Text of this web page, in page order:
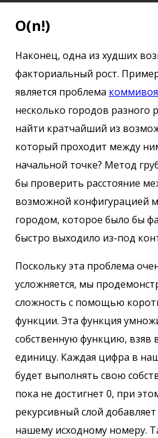
O(n!)
Наконец, одна из худших
факториальный рост.
является проблема
несколько городов разного
найти кратчайший из
который проходит между
начальной точке? Метод
бы проверить расстояние
возможной конфигурацией
городом, которое было бы
быстро выходило из-под
Поскольку эта проблема
усложняется, мы
сложность с помощью
функции. Эта функция
собственную функцию, взяв
единицу. Каждая цифра в
будет выполнять свою
пока не достигнет 0, при
рекурсивный слой
нашему исходному номеру.